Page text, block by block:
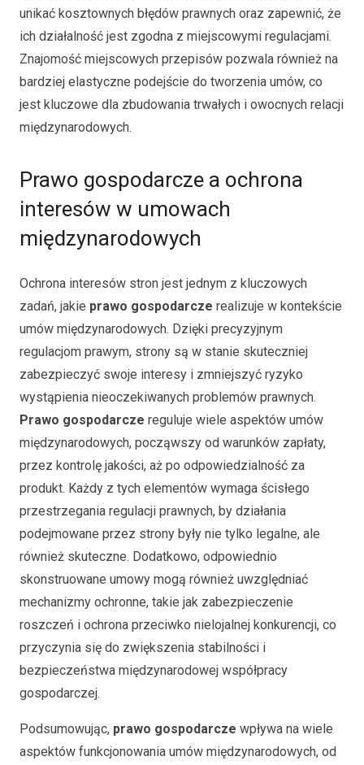
unikać kosztownych błędów prawnych oraz zapewnić, że
ich działalność jest zgodna z miejscowymi regulacjami.
Znajomość miejscowych przepisów pozwala również na
bardziej elastyczne podejście do tworzenia umów, co
jest kluczowe dla zbudowania trwałych i owocnych relacji
międzynarodowych.
Prawo gospodarcze a ochrona
interesów w umowach
międzynarodowych
Ochrona interesów stron jest jednym z kluczowych
zadań, jakie prawo gospodarcze realizuje w kontekście
umów międzynarodowych. Dzięki precyzyjnym
regulacjom prawym, strony są w stanie skuteczniej
zabezpieczyć swoje interesy i zmniejszyć ryzyko
wystąpienia nieoczekiwanych problemów prawnych.
Prawo gospodarcze reguluje wiele aspektów umów
międzynarodowych, począwszy od warunków zapłaty,
przez kontrolę jakości, aż po odpowiedzialność za
produkt. Każdy z tych elementów wymaga ścisłego
przestrzegania regulacji prawnych, by działania
podejmowane przez strony były nie tylko legalne, ale
również skuteczne. Dodatkowo, odpowiednio
skonstruowane umowy mogą również uwzględniać
mechanizmy ochronne, takie jak zabezpieczenie
roszczeń i ochrona przeciwko nielojalnej konkurencji, co
przyczynia się do zwiększenia stabilności i
bezpieczeństwa międzynarodowej współpracy
gospodarczej.
Podsumowując, prawo gospodarcze wpływa na wiele
aspektów funkcjonowania umów międzynarodowych, od